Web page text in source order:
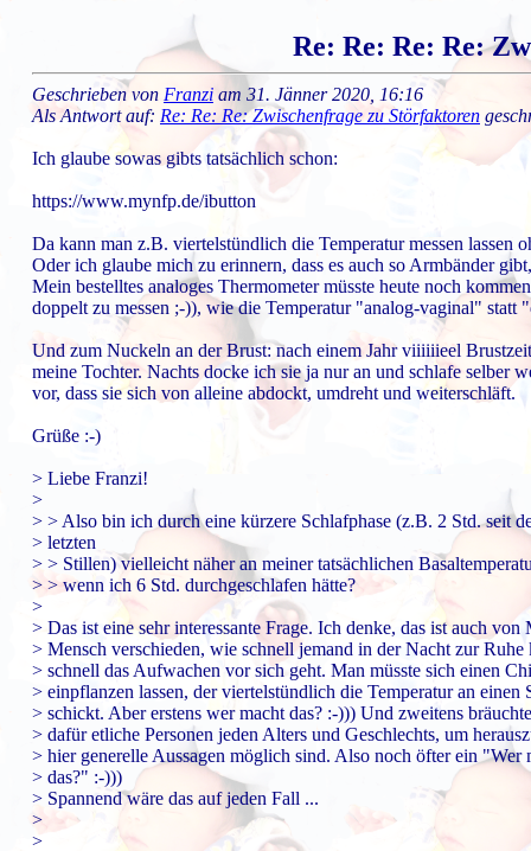
Re: Re: Re: Re:
Geschrieben von Franzi am 31. Jänner 2020, 16:16
Als Antwort auf: Re: Re: Re: Zwischenfrage zu Störfaktoren
Ich glaube sowas gibts tatsächlich schon:
https://www.mynfp.de/ibutton
Da kann man z.B. viertelstündlich die Temperatur messen lassen
Oder ich glaube mich zu erinnern, dass es auch so Armbänder
Mein bestelltes analoges Thermometer müsste heute noch
doppelt zu messen ;-)), wie die Temperatur "analog-vaginal"
Und zum Nuckeln an der Brust: nach einem Jahr viiiiiieel
meine Tochter. Nachts docke ich sie ja nur an und schlafe selber
vor, dass sie sich von alleine abdockt, umdreht und weiterschläft.
Grüße :-)
> Liebe Franzi!
>
> > Also bin ich durch eine kürzere Schlafphase (z.B. 2 Std. seit
> letzten
> > Stillen) vielleicht näher an meiner tatsächlichen
> > wenn ich 6 Std. durchgeschlafen hätte?
>
> Das ist eine sehr interessante Frage. Ich denke, das ist auch von
> Mensch verschieden, wie schnell jemand in der Nacht zur
> schnell das Aufwachen vor sich geht. Man müsste sich einen
> einpflanzen lassen, der viertelstündlich die Temperatur an einen
> schickt. Aber erstens wer macht das? :-))) Und zweitens
> dafür etliche Personen jeden Alters und Geschlechts, um
> hier generelle Aussagen möglich sind. Also noch öfter ein "Wer
> das?" :-)))
> Spannend wäre das auf jeden Fall ...
>
>